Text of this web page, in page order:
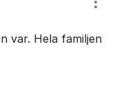
var. Hela familjen